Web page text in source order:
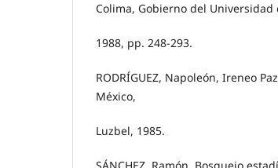
Colima, Gobierno del
1988, pp. 248-293.
RODRÍGUEZ, Napoleón, Ireneo
México,
Luzbel, 1985.